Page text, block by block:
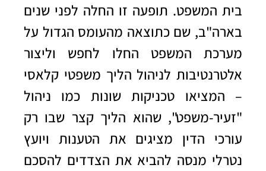
בית המשפט. תופעה זו החלה לפני שנים
בארה"ב, שם כתוצאה מהעומס הגדול על
מערכת המשפט החלו לחפש וליצור
אלטרנטיבות לניהול הליך משפטי קלאסי
– המציאו טכניקות שונות כמו ניהול
"זעיר-משפט", שהוא הליך קצר שבו רק
עורכי הדין מציגים את הטענות ויועץ
נטרלי מנסה להביא את הצדדים להסכם